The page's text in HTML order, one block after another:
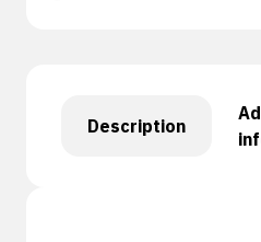
Description